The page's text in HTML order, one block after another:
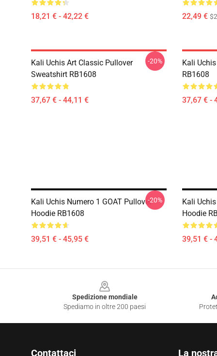
18,21 € - 42,22 € 22,49 €
Kali Uchis Art Classic Pullover
Sweatshirt RB1608
37,67 € - 44,11 €
-20%
Kali
RB1608
37,67 € -
Kali Uchis Numero 1 GOAT Pullover
Hoodie RB1608
39,51 € - 45,95 €
-20%
Kali
Hoodie
39,51 € -
Spedizione mondiale
Spediamo in oltre 200 paesi
Contattaci La